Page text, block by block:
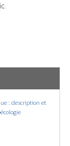
: description et